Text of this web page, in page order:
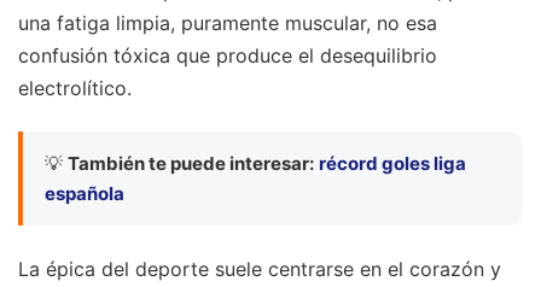
una fatiga limpia, puramente muscular, no esa
confusión tóxica que produce el desequilibrio
electrolítico.
💡 También te puede interesar: récord goles liga
española
La épica del deporte suele centrarse en el corazón y